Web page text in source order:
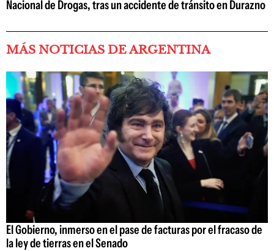
Nacional de Drogas, tras un accidente de tránsito en Durazno
MÁS NOTICIAS DE ARGENTINA
El Gobierno, inmerso en el pase de facturas por el fracaso de
la ley de tierras en el Senado